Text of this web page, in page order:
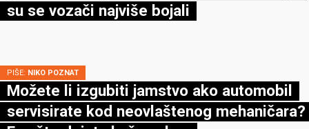
su se vozači najviše bojali
PIŠE: NIKO POZNAT
Možete li izgubiti jamstvo ako automobil
servisirate kod neovlaštenog mehaničara?